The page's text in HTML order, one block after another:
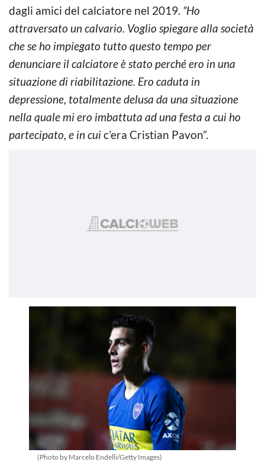
dagli amici del calciatore nel 2019. “Ho
attraversato un calvario. Voglio spiegare alla società
che se ho impiegato tutto questo tempo per
denunciare il calciatore è stato perché ero in una
situazione di riabilitazione. Ero caduta in
depressione, totalmente delusa da una situazione
nella quale mi ero imbattuta ad una festa a cui ho
partecipato, e in cuic’era Cristian Pavon”.
(Photo by Marcelo Endelli/Getty Images)